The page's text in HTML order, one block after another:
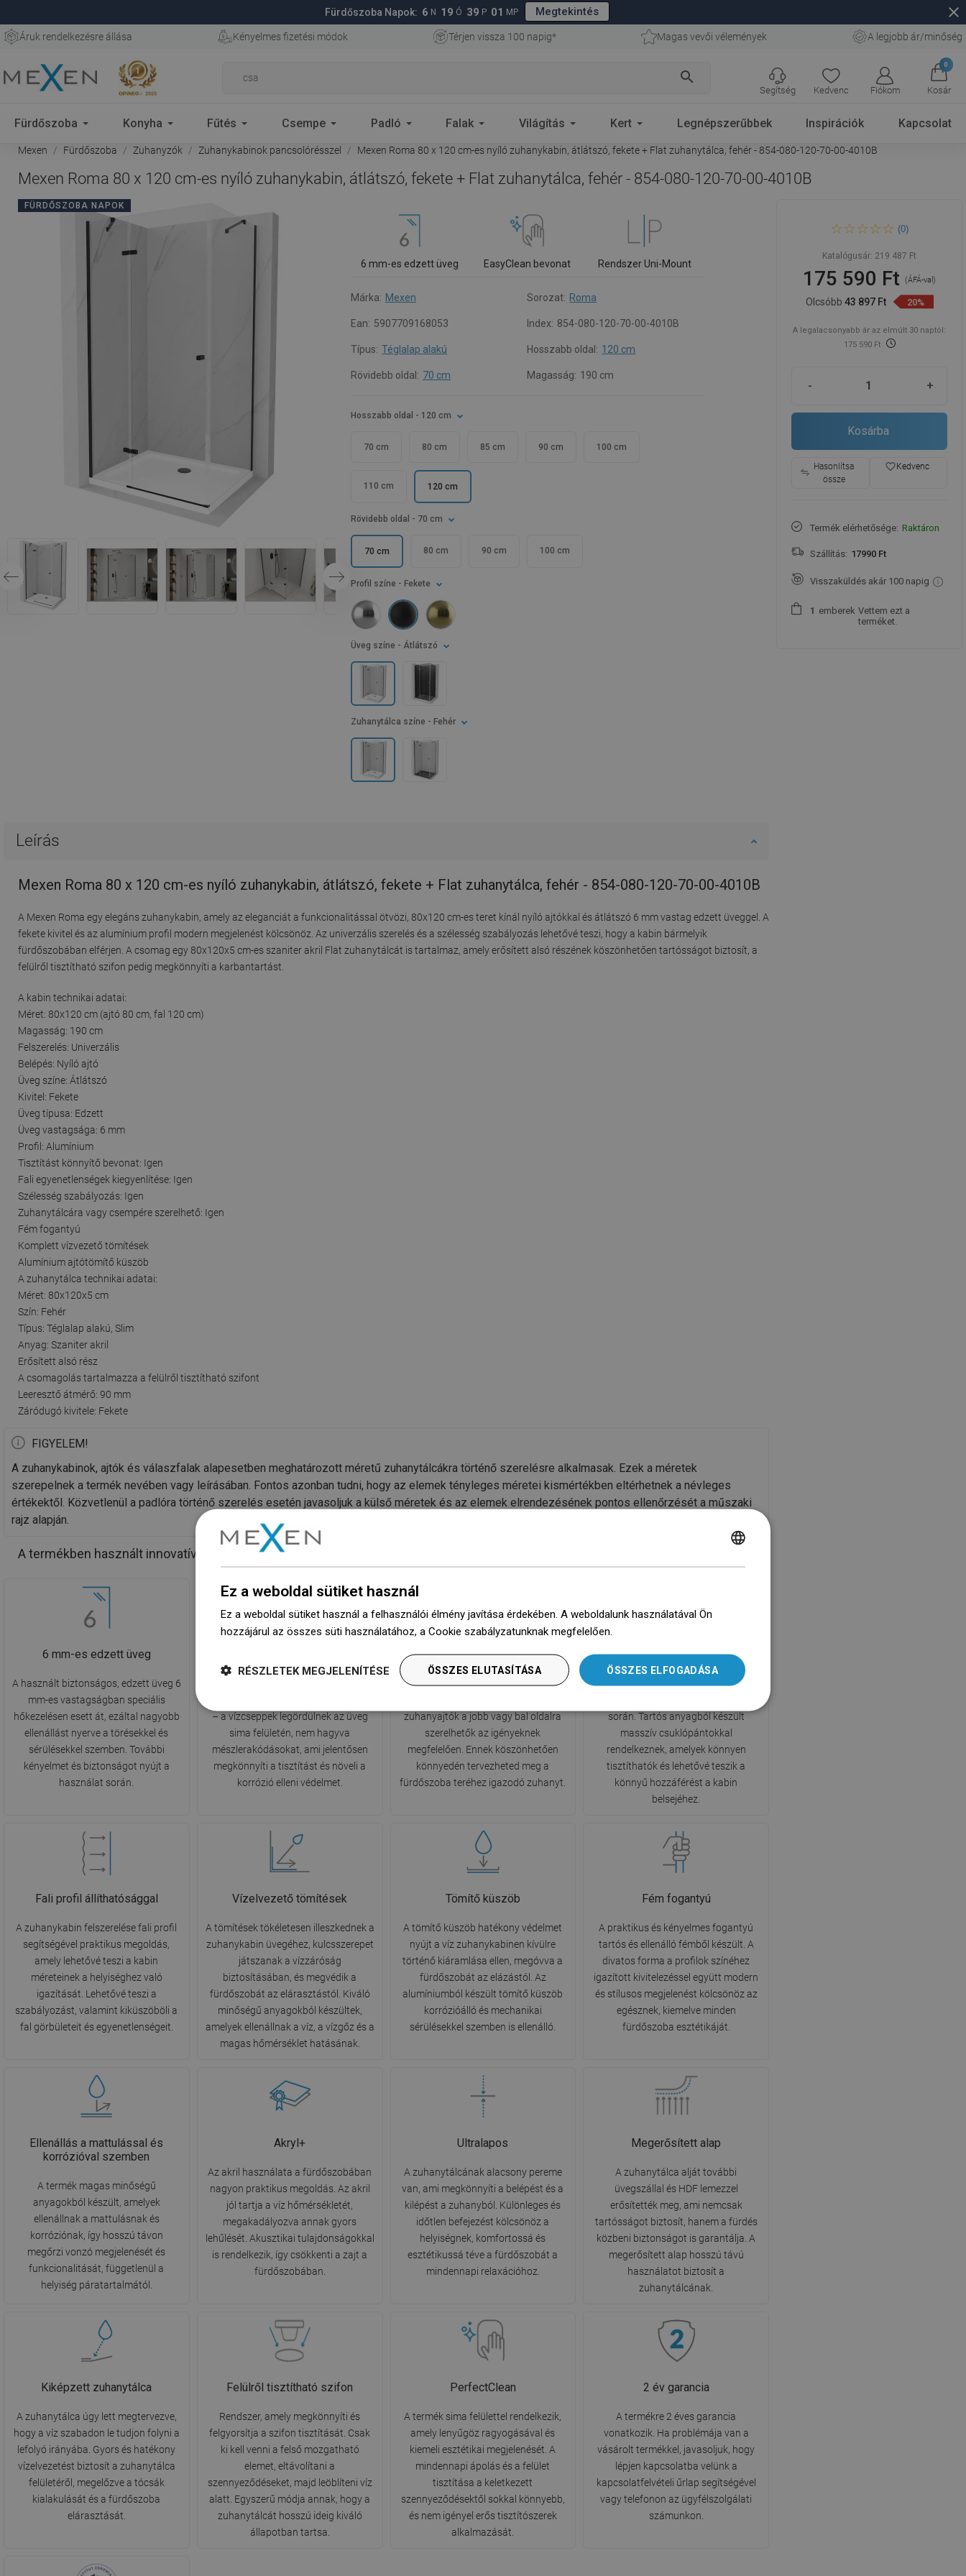
Fürdőszoba Napok: 6 N 19 Ó 39 P 01 MP Megtekintés close
Áruk rendelkezésre állása Kényelmes fizetési módok Térjen vissza 100 napig* Magas vevői vélemények A legjobb ár/minőség
search
Kedvenc Fiókom
0
Kosár
Segítség
Fürdőszoba Konyha Fűtés Csempe Padló Falak Világítás Kert Legnépszerűbbek Inspirációk Kapcsolat
Mexen Fürdőszoba Zuhanyzók Zuhanykabinok pancsolórésszel Mexen Roma 80 x 120 cm-es nyíló zuhanykabin, átlátszó, fekete + Flat zuhanytálca, fehér - 854-080-120-70-00-4010B
Mexen Roma 80 x 120 cm-es nyíló zuhanykabin, átlátszó, fekete + Flat zuhanytálca, fehér - 854-080-120-70-00-4010B
FÜRDŐSZOBA NAPOK
6 mm-es edzett üveg EasyClean bevonat Rendszer Uni-Mount
Márka: Mexen Sorozat: Roma
Ean: 5907709168053 Index: 854-080-120-70-00-4010B
Típus: Téglalap alakú Hosszabb oldal: 120 cm
Rövidebb oldal: 70 cm Magasság: 190 cm
Hosszabb oldal - 120 cm
70 cm 80 cm 85 cm 90 cm 100 cm
110 cm 120 cm
Rövidebb oldal - 70 cm
70 cm 80 cm 90 cm 100 cm
Üveg színe - Átlátszó
Profil színe - Fekete
Zuhanytálca színe - Fehér
Leírás
Mexen Roma 80 x 120 cm-es nyíló zuhanykabin, átlátszó, fekete + Flat zuhanytálca, fehér - 854-080-120-70-00-4010B
A Mexen Roma egy elegáns zuhanykabin, amely az eleganciát a funkcionalitással ötvözi, 80x120 cm-es teret kínál nyíló ajtókkal és átlátszó 6 mm vastag edzett üveggel. A
fekete kivitel és az alumínium profil modern megjelenést kölcsönöz. Az univerzális szerelés és a szélesség szabályozás lehetővé teszi, hogy a kabin bármelyik
fürdőszobában elférjen. A csomag egy 80x120x5 cm-es szaniter akril Flat zuhanytálcát is tartalmaz, amely erősített alsó részének köszönhetően tartósságot biztosít, a
felülről tisztítható szifon pedig megkönnyíti a karbantartást.
A kabin technikai adatai:
Méret: 80x120 cm (ajtó 80 cm, fal 120 cm)
Magasság: 190 cm
Felszerelés: Univerzális
Belépés: Nyíló ajtó
Üveg színe: Átlátszó
Kivitel: Fekete
Üveg típusa: Edzett
Üveg vastagsága: 6 mm
Profil: Alumínium
Tisztítást könnyítő bevonat: Igen
Fali egyenetlenségek kiegyenlítése: Igen
Szélesség szabályozás: Igen
Zuhanytálcára vagy csempére szerelhető: Igen
Fém fogantyú
Komplett vízvezető tömítések
Alumínium ajtótömítő küszöb
A zuhanytálca technikai adatai:
Méret: 80x120x5 cm
Szín: Fehér
Típus: Téglalap alakú, Slim
Anyag: Szaniter akril
Erősített alsó rész
A csomagolás tartalmazza a felülről tisztítható szifont
Leeresztő átmérő: 90 mm
Záródugó kivitele: Fekete
FIGYELEM!
A zuhanykabinok, ajtók és válaszfalak alapesetben meghatározott méretű zuhanytálcákra történő szerelésre alkalmasak. Ezek a méretek
szerepelnek a termék nevében vagy leírásában. Fontos azonban tudni, hogy az elemek tényleges méretei kismértékben eltérhetnek a névleges
értékektől. Közvetlenül a padlóra történő szerelés esetén javasoljuk a külső méretek és az elemek elrendezésének pontos ellenőrzését a műszaki
rajz alapján.
A termékben használt innovatív megoldások
6 mm-es edzett üveg
A használt biztonságos, edzett üveg 6
mm-es vastagságban speciális
hőkezelésen esett át, ezáltal nagyobb
ellenállást nyerve a törésekkel és
sérülésekkel szemben. További
kényelmet és biztonságot nyújt a
használat során.
– a vízcseppek legördülnek az üveg
sima felületén, nem hagyva
mészlerakódásokat, ami jelentősen
megkönnyíti a tisztítást és növeli a
korrózió elleni védelmet.
Rendszer Uni-Mount
Az univerzális rögzítőrendszer
zuhanyajtók a jobb vagy bal oldalra
szerelhetők az igényeknek
megfelelően. Ennek köszönhetően
könnyedén tervezheted meg a
fürdőszoba teréhez igazodó zuhanyt.
Bukóajtó
A bukóajtók a legnagyobb
során. Tartós anyagból készült
masszív csuklópántokkal
rendelkeznek, amelyek könnyen
tisztíthatók és lehetővé teszik a
könnyű hozzáférést a kabin
belsejéhez.
Fali profil állíthatósággal
A zuhanykabin felszerelése fali profil
segítségével praktikus megoldás,
amely lehetővé teszi a kabin
méreteinek a helyiséghez való
igazítását. Lehetővé teszi a
szabályozást, valamint kiküszöböli a
fal görbületeit és egyenetlenségeit.
Vízelvezető tömítések
A tömítések tökéletesen illeszkednek a
zuhanykabin üvegéhez, kulcsszerepet
játszanak a vízzáróság
biztosításában, és megvédik a
fürdőszobát az elárasztástól. Kiváló
minőségű anyagokból készültek,
amelyek ellenállnak a víz, a vízgőz és a
magas hőmérséklet hatásának.
Tömítő küszöb
A tömítő küszöb hatékony védelmet
nyújt a víz zuhanykabinen kívülre
történő kiáramlása ellen, megóvva a
fürdőszobát az elázástól. Az
alumíniumból készült tömítő küszöb
korrózióálló és mechanikai
sérülésekkel szemben is ellenálló.
Fém fogantyú
A praktikus és kényelmes fogantyú
tartós és ellenálló fémből készült. A
divatos forma a profilok színéhez
igazított kivitelezéssel együtt modern
és stílusos megjelenést kölcsönöz az
egésznek, kiemelve minden
fürdőszoba esztétikáját.
Ellenállás a mattulással és
korrózióval szemben
A termék magas minőségű
anyagokból készült, amelyek
ellenállnak a mattulásnak és
korróziónak, így hosszú távon
megőrzi vonzó megjelenését és
funkcionalitását, függetlenül a
helyiség páratartalmától.
Akryl+
Az akril használata a fürdőszobában
nagyon praktikus megoldás. Az akril
jól tartja a víz hőmérsékletét,
megakadályozva annak gyors
lehűlését. Akusztikai tulajdonságokkal
is rendelkezik, így csökkenti a zajt a
fürdőszobában.
Ultralapos
A zuhanytálcának alacsony pereme
van, ami megkönnyíti a belépést és a
kilépést a zuhanyból. Különleges és
időtlen befejezést kölcsönöz a
helyiségnek, komfortossá és
esztétikussá téve a fürdőszobát a
mindennapi relaxációhoz.
Megerősített alap
A zuhanytálca alját további
üvegszállal és HDF lemezzel
erősítették meg, ami nemcsak
tartósságot biztosít, hanem a fürdés
közbeni biztonságot is garantálja. A
megerősített alap hosszú távú
használatot biztosít a
zuhanytálcának.
Kiképzett zuhanytálca
A zuhanytálca úgy lett megtervezve,
hogy a víz szabadon le tudjon folyni a
lefolyó irányába. Gyors és hatékony
vízelvezetést biztosít a zuhanytálca
felületéről, megelőzve a tócsák
kialakulását és a fürdőszoba
elárasztását.
Felülről tisztítható szifon
Rendszer, amely megkönnyíti és
felgyorsítja a szifon tisztítását. Csak
ki kell venni a felső mozgatható
elemet, eltávolítani a
szennyeződéseket, majd leöblíteni víz
alatt. Egyszerű módja annak, hogy a
zuhanytálcát hosszú ideig kiváló
állapotban tartsa.
PerfectClean
A termék sima felülettel rendelkezik,
amely lenyűgöz ragyogásával és
kiemeli esztétikai megjelenését. A
mindennapi ápolás és a felület
tisztítása a keletkezett
szennyeződésektől sokkal könnyebb,
és nem igényel erős tisztítószerek
alkalmazását.
2 év garancia
A termékre 2 éves garancia
vonatkozik. Ha problémája van a
vásárolt termékkel, javasoljuk, hogy
lépjen kapcsolatba velünk a
kapcsolatfelvételi űrlap segítségével
vagy telefonon az ügyfélszolgálati
számunkon.
nyíló zuhanykabin, átlátszó,
fehér - 854-080-120-70-00-
4010B
(0)
Katalógusár: 219 487 Ft
175 590 Ft(ÁFÁ-val)
Olcsóbb43 897 Ft 20%
A legalacsonyabb ár az elmúlt 30 naptól:
175 590 Ft
- +
Kosárba
Hasonlítsa
össze
favorite_borderKedvenc
Termék elérhetősége: Raktáron
Szállítás: 17990 Ft
Visszaküldés akár 100 napig
1 emberek Vettem ezt a
terméket.
LITHUANIAN
FRENCH
DUTCH
DANISH
FINNISH
Ez a weboldal sütiket használ
Ez a weboldal sütiket használ a felhasználói élmény javítása érdekében. A weboldalunk használatával Ön
hozzájárul az összes süti használatához, a Cookie szabályzatunknak megfelelően.
ÖSSZES ELFOGADÁSA
ÖSSZES ELUTASÍTÁSA
RÉSZLETEK MEGJELENÍTÉSE